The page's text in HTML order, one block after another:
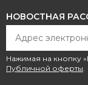
НОВОСТНАЯ
Нажимая на кнопку
Публичной оферты.